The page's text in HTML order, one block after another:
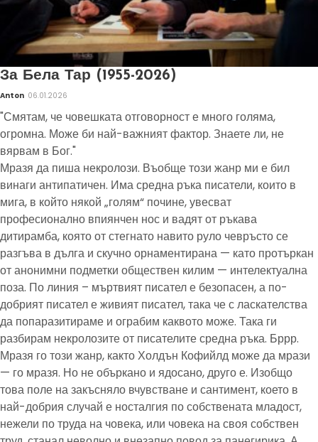
За Бела Тар (1955-2026)
Anton 06.01.2026
"Смятам, че човешката отговорност е много голяма,
огромна. Може би най-важният фактор. Знаете ли, не
вярвам в Бог."
Мразя да пиша некролози. Въобще този жанр ми е бил
винаги антипатичен. Има средна ръка писатели, които в
мига, в който някой „голям“ почине, увесват
професионално впиянчен нос и вадят от ръкава
дитирамба, която от стегнато навито руло чевръсто се
разгъва в дълга и скучно орнаментирана — като протъркан
от анонимни подметки обществен килим — интелектуална
поза. По линия – мъртвият писател е безопасен, а по-
добрият писател е живият писател, така че с ласкателства
да попаразитираме и ограбим каквото може. Така ги
разбирам некролозите от писателите средна ръка. Бррр.
Мразя го този жанр, както Холдън Кофийлд може да мрази
— го мразя. Но не объркано и ядосано, друго е. Изобщо
това поле на закъсняло вчувстване и сантимент, което в
най-добрия случай е носталгия по собствената младост,
нежели по труда на човека, или човека на своя собствен